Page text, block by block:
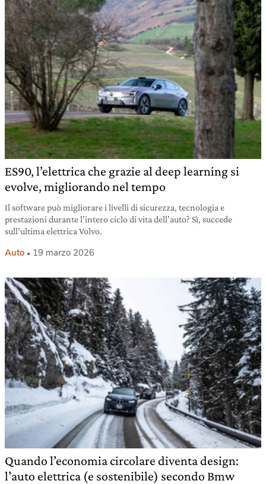
ES90, l’elettrica che grazie al deep learning si
evolve, migliorando nel tempo
Il software può migliorare i livelli di sicurezza, tecnologia e
prestazioni durante l’intero ciclo di vita dell’auto? Sì, succede
sull’ultima elettrica Volvo.
Auto 19 marzo 2026
Quando l’economia circolare diventa design:
l’auto elettrica (e sostenibile) secondo Bmw